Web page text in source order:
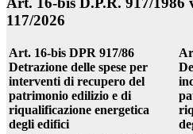
117/2026
Art. 16-bis DPR 917/86
Detrazione delle spese per
interventi di recupero del
patrimonio edilizio e di
riqualificazione energetica
degli edifici